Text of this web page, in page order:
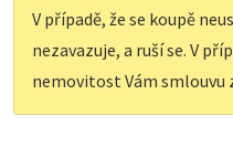
V případě, že se koupě
nezavazuje, a ruší se. V
nemovitost Vám smlouvu